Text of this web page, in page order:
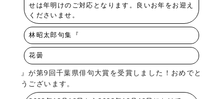
せは年明けのご対応となります。良いお年をお迎え
くださいませ。
林昭太郎句集『
花曇
』が第9回千葉県俳句大賞を受賞しました！おめでと
うございます。